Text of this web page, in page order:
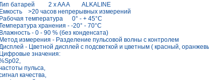
батарей 2 x AA A ALKALINE
Емкость >20 часов непрерывных измерений
Рабочая температура 0° - + 45°C
хранения - -20° - 70°C
Влажность - 0 - 90 % (без конденсата)
Метод измерения - Разделение пульсовой волны с контролем
Дисплей - Цветной дисплей с подсветкой и цветным ( красный,
Цифровые значения:
пульса,
качества,